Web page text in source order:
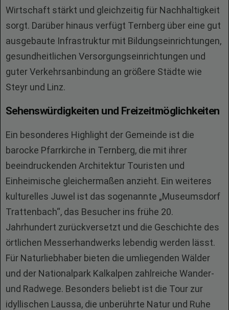
Wirtschaft stärkt und gleichzeitig für Nachhaltigkeit
sorgt. Darüber hinaus verfügt Ternberg über eine gut
ausgebaute Infrastruktur mit Bildungseinrichtungen,
gesundheitlichen Versorgungseinrichtungen und
guter Verkehrsanbindung an größere Städte wie
Steyr und Linz.
Sehenswürdigkeiten und Freizeitmöglichkeiten
Ein besonderes Highlight der Gemeinde ist die
barocke Pfarrkirche in Ternberg, die mit ihrer
beeindruckenden Architektur Touristen und
Einheimische gleichermaßen anzieht. Ein weiteres
kulturelles Juwel ist das sogenannte „Museumsdorf
Trattenbach“, das Besucher ins frühe 20.
Jahrhundert zurückversetzt und die Geschichte des
örtlichen Messerhandwerks lebendig werden lässt.
Für Naturliebhaber bieten die umliegenden Wälder
und der Nationalpark Kalkalpen zahlreiche Wander-
und Radwege. Besonders beliebt ist die Tour zur
idyllischen Laussa, die unberührte Natur und Ruhe